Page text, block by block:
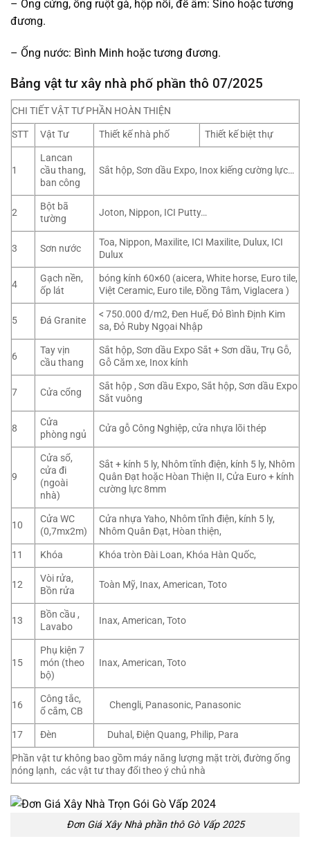
– Ống cứng, ống ruột gà, hộp nối, đế âm: Sino hoặc tương
đương.
– Ống nước: Bình Minh hoặc tương đương.
Bảng vật tư xây nhà phố phần thô 07/2025
CHI TIẾT VẬT TƯ PHẦN HOÀN THIỆN
STT
Vật Tư Thiết kế nhà phố Thiết kế biệt thự
1
Lancan
cầu thang,
ban công
Sắt hộp, Sơn dầu Expo, Inox kiếng cường lực…
2
Bột bã
tường
Joton, Nippon, ICI Putty…
3 Sơn nước
Toa, Nippon, Maxilite, ICI Maxilite, Dulux, ICI
Dulux
4
Gạch nền,
ốp lát
bóng kính 60×60 (aicera, White horse, Euro tile,
Việt Ceramic, Euro tile, Đồng Tâm, Viglacera )
5 Đá Granite
< 750.000 đ/m2, Đen Huế, Đỏ Bình Định Kim
sa, Đỏ Ruby Ngọai Nhập
6
Tay vịn
cầu thang
Sắt hộp, Sơn dầu Expo Sắt + Sơn dầu, Trụ Gỗ,
Gỗ Căm xe, Inox kính
7 Cửa cổng
Sắt hộp , Sơn dầu Expo, Sắt hộp, Sơn dầu Expo
Sắt vuông
8
Cửa
phòng ngủ
Cửa gỗ Công Nghiệp, cửa nhựa lõi thép
9
Cửa sổ,
cửa đi
(ngoài
nhà)
Sắt + kính 5 ly, Nhôm tĩnh điện, kính 5 ly, Nhôm
Quân Đạt hoặc Hòan Thiện II, Cửa Euro + kính
cường lực 8mm
10
Cửa WC
(0,7mx2m)
Cửa nhựa Yaho, Nhôm tĩnh điện, kính 5 ly,
Nhôm Quân Đạt, Hòan thiện,
11
Khóa Khóa tròn Đài Loan, Khóa Hàn Quốc,
12
Vòi rửa,
Bồn rửa
Toàn Mỹ, Inax, American, Toto
13
Bồn cầu ,
Lavabo
Inax, American, Toto
15
Phụ kiện 7
món (theo
bộ)
Inax, American, Toto
16
Công tắc,
ổ cắm, CB
Chengli, Panasonic, Panasonic
17 Đèn
Duhal, Điện Quang, Philip, Para
Phần vật tư không bao gồm máy năng lượng mặt trời, đường ống
nóng lạnh, các vật tư thay đổi theo ý chủ nhà
Đơn Giá Xây Nhà phần thô Gò Vấp 2025